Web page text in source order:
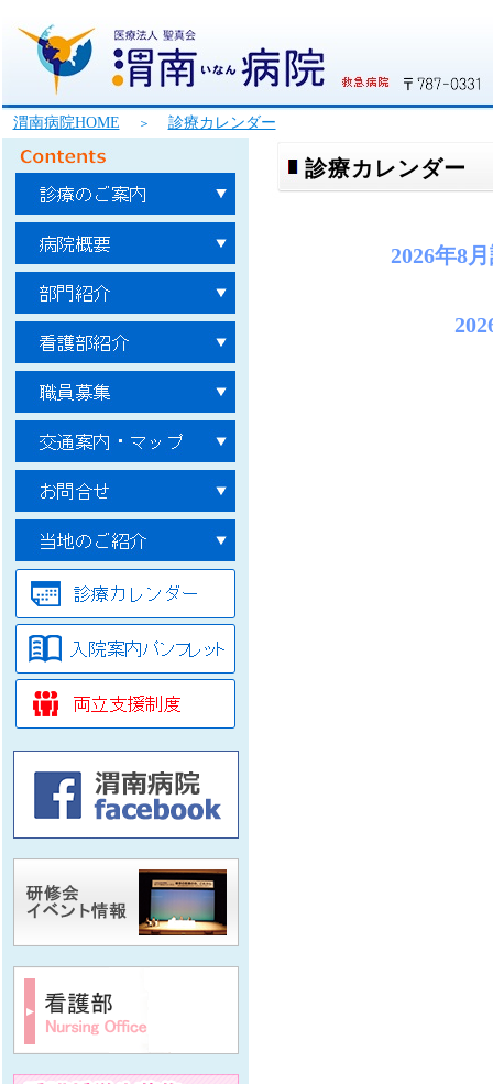
渭南病院HOME ＞ 診療カレンダー
診療カレンダー
2026年8